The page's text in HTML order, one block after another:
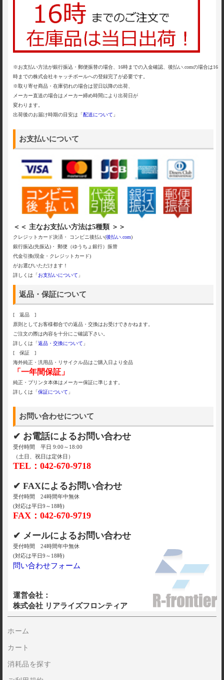
※お支払い方法が銀行振込・郵便振替の場合、16時までの入金確認、後払い.comの場合は16
時までの株式会社キャッチボールへの登録完了が必要です。
※取り寄せ商品・在庫切れの場合は翌日以降の出荷、
メーカー直送の場合はメーカー締め時間により出荷日が
変わります。
出荷後のお届け時期の目安は「配送について 」
お支払いについて
＜＜ 主なお支払い方法は5種類 ＞＞
クレジットカード決済・ コンビニ後払い(後払い.com)
銀行振込(先振込)・ 郵便（ゆうちょ銀行）振替
代金引換(現金・クレジットカード)
がお選びいただけます！
詳しくは「お支払いについて 」
返品・保証について
[ 返品 ]
原則としてお客様都合での返品・交換はお受けできかねます。
ご注文の際は内容を十分にご確認下さい。
詳しくは「返品・交換について 」
[ 保証 ]
海外純正・汎用品・リサイクル品はご購入日より全品
「一年間保証」
純正・プリンタ本体はメーカー保証に準じます。
詳しくは「保証について 」
お問い合わせについて
✔ お電話によるお問い合わせ
受付時間 平日 9:00～18:00
（土日、祝日は定休日）
TEL：042-670-9718
✔ FAXによるお問い合わせ
受付時間 24時間年中無休
(対応は平日9～18時)
FAX：042-670-9719
✔ メールによるお問い合わせ
受付時間 24時間年中無休
(対応は平日9～18時)
問い合わせフォーム
運営会社：
株式会社 リアライズフロンティア
ホーム
カート
消耗品を探す